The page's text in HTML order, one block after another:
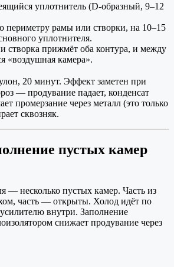
уплотнитель (D-образный, 9–12
периметру рамы или створки, на 10–15
уплотнителя.
створка прижмёт оба контура, и между
«воздушная камера».
20 минут. Эффект заметен при
— продувание падает, конденсат
промерзание через металл (это только
сквозняк.
пустых камер
несколько пустых камер. Часть из
часть — открыты. Холод идёт по
внутри. Заполнение
снижает продувание через